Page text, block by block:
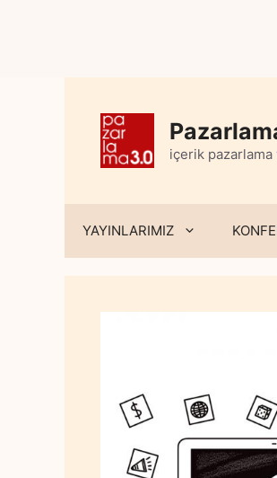
içerik
YAYINLARIMIZ